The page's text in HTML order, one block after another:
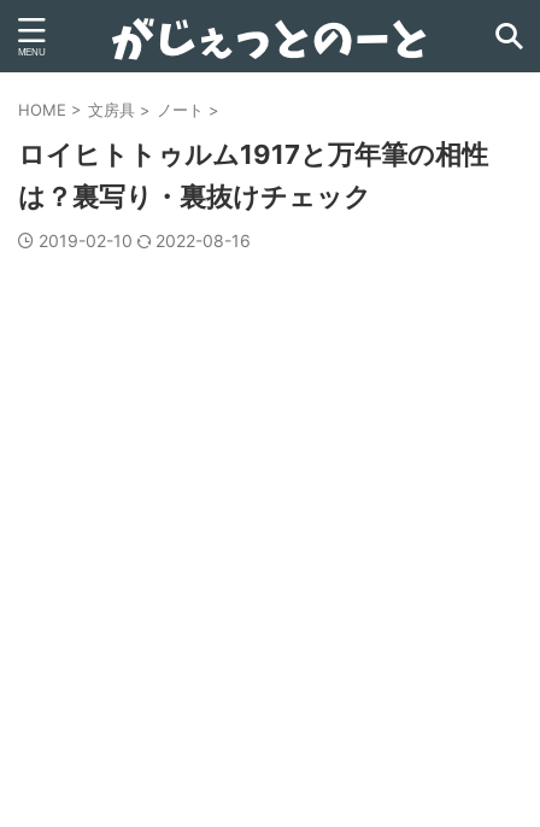
HOME > 文房具 > ノート >
ロイヒトトゥルム1917と万年筆の相性
は？裏写り・裏抜けチェック
2019-02-10 2022-08-16